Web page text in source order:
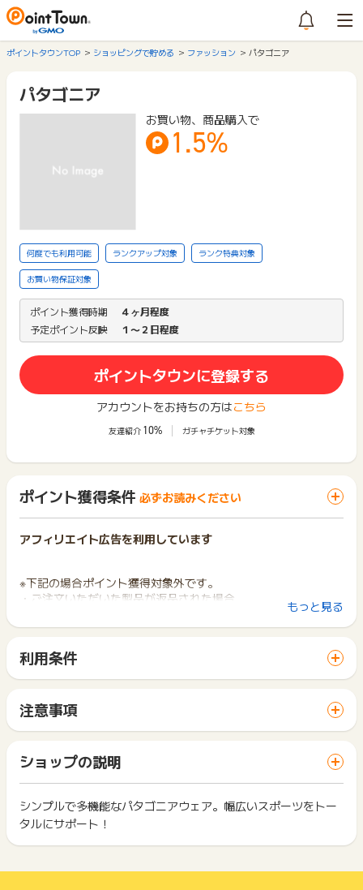
ポイントタウンTOP ショッピングで貯める ファッション パタゴニア
パタゴニア
お買い物、商品購入で
1.5%
何度でも利用可能 ランクアップ対象 ランク特典対象
お買い物保証対象
ポイント獲得時期
４ヶ月程度
予定ポイント反映
１〜２日程度
ポイントタウンに登録する
アカウントをお持ちの方はこちら
友達紹介 10% ガチャチケット対象
ポイント獲得条件 必ずお読みください
アフィリエイト広告を利用しています
※下記の場合ポイント獲得対象外です。
・ご注文いただいた製品が返品された場合
・ご注文いただいた製品が完売となりお届けできなくなった場
※キャンセル・不備・いたずら・商品受取拒否及び不着、返品の
※ポイントに関するお問い合わせは、ポイントタウンのサポート
までお問い合わせください。ポイントについて、広告主に直接
お問い合わせをした場合、ポイント獲得対象外となる場合がご
ざいます。
もっと見る
利用条件
サイトに移動してからお申し込みやお買い物が完了するまでの
間に、同じブラウザ（※）で他のサイトに移動した場合はポイン
ト獲得ができません。
「 ショッピングでポイントGET 」ボタンを押した時とサービ
ス・お買い物利用時で、デバイス・ブラウザが異なる場合はポ
イント獲得ができません。
2回以上同じお買い物・サービスをご利用される場合は、毎回
ポイントタウンに戻り、「 ショッピングでポイントGET 」ボ
下記の事項に該当する場合、広告主側で対象外とみなし、「獲
注意事項
一部のサービスにつきましては、1商品につき10円単位の金額
は切り捨てとなります。
ポイント獲得が1ポイント未満のものは切り捨てとなり、ポイ
ント履歴には記載されません。
原則として広告主側のポイント等を利用して支払われた金額分
につきましては、ポイントタウンのポイント獲得の対象には含
まれません。
ショップの説明
シンプルで多機能なパタゴニアウェア。幅広いスポーツをトー
タルにサポート！